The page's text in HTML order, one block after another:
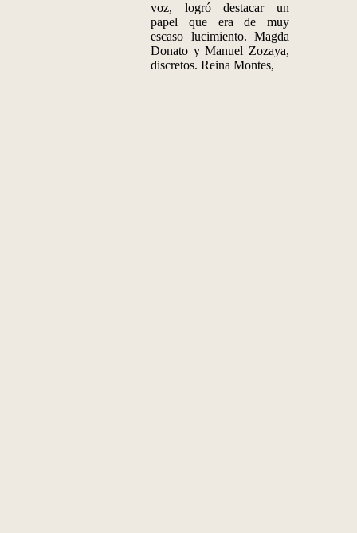
voz, logró destacar un
papel que era de muy
escaso lucimiento. Magda
Donato y Manuel Zozaya,
discretos. Reina Montes,